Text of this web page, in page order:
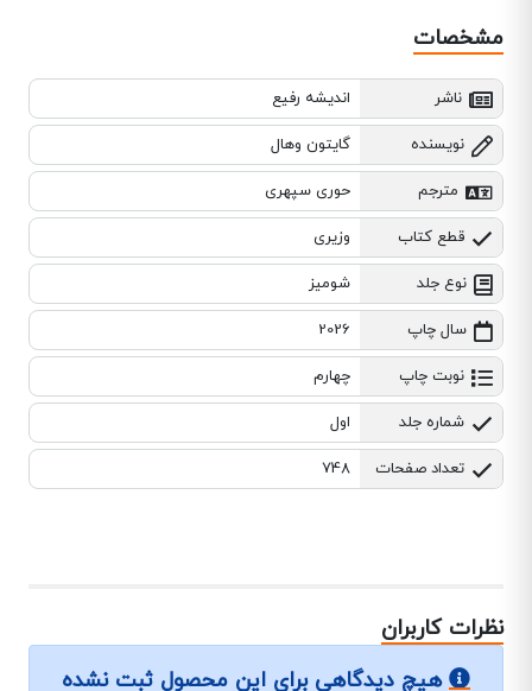
مشخصات
ناشر اندیشه رفیع
نویسنده گایتون وهال
مترجم حوری سپهری
قطع کتاب وزیری
نوع جلد شومیز
سال چاپ 2026
نوبت چاپ چهارم
شماره جلد اول
تعداد صفحات 748
نظرات کاربران
هیچ دیدگاهی برای این محصول ثبت نشده